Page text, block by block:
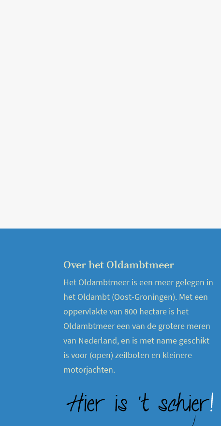
Over het Oldambtmeer
Het Oldambtmeer is een meer gelegen in
het Oldambt (Oost-Groningen). Met een
oppervlakte van 800 hectare is het
Oldambtmeer een van de grotere meren
van Nederland, en is met name geschikt
is voor (open) zeilboten en kleinere
motorjachten.